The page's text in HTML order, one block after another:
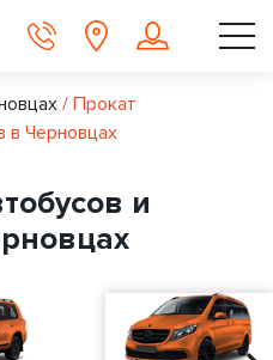
/ Прокат
в Черновцах
и